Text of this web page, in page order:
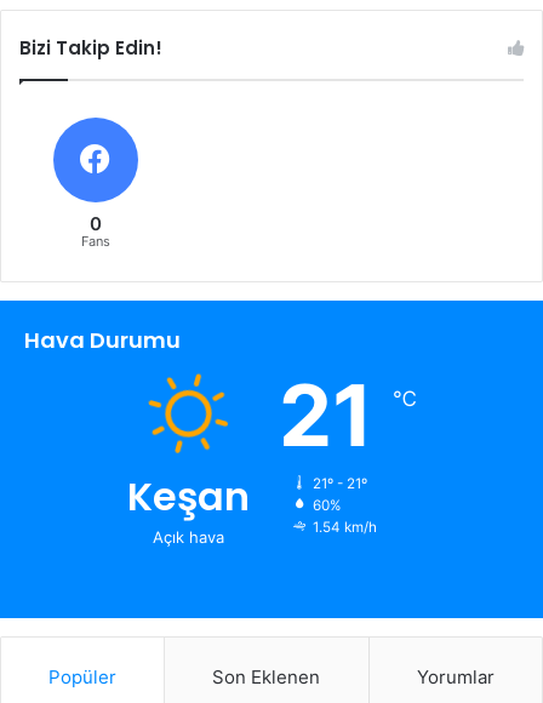
Bizi Takip Edin!
0
Fans
Hava Durumu
Keşan
Açık hava
21 ℃
21º - 21º
60%
1.54 km/h
Popüler Son Eklenen Yorumlar